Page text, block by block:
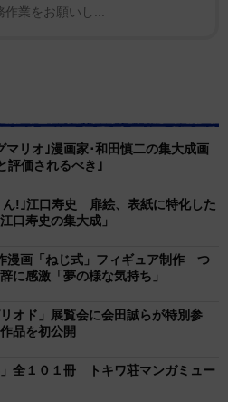
』というテーマになりまし
な」としみじみ。高田氏も
とお祝いできるテーマだと思
の名作に彩られた巨大なアニ
いとおしそうに見つめた。
ルや、トリコロールカラー
表紙の中に入り込めるような
家や作品の知られざるエピソ
語る「編集部の小窓」、草凪
のデスクを再現したコーナー
ルへと移行した制作模様を確
パタリロ像が鎮座し、来場者
おみくじ」を引くことができ
オリジナルグッズも充実。会
業をお願いし...
マリオ｣漫画家･和田慎二の集大成画
価されるべき｣
ん!｣江口寿史 扉絵、表紙に特化した
口寿史の集大成」
漫画「ねじ式」フィギュア制作 つ
に感激「夢の様な気持ち」
オド」展覧会に会田誠らが特別参
品を初公開
全１０１冊 トキワ荘マンガミュー